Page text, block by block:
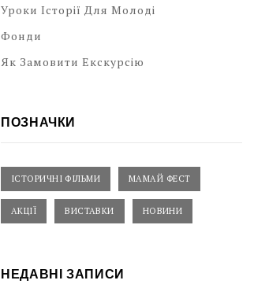
Уроки Історії Для Молоді
Фонди
Як Замовити Екскурсію
ПОЗНАЧКИ
ІСТОРИЧНІ ФІЛЬМИ МАМАЙ ФЕСТ
АКЦІЇ ВИСТАВКИ НОВИНИ
НЕДАВНІ ЗАПИСИ